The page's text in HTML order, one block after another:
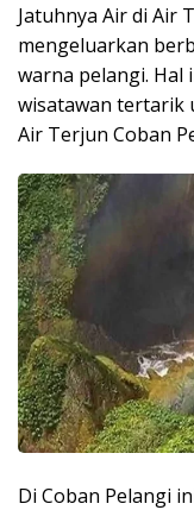
Jatuhnya Air di Air
mengeluarkan
warna pelangi. Hal
wisatawan tertarik
Air Terjun Coban
Di Coban Pelangi